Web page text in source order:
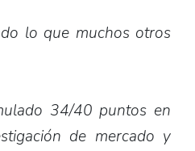
lo que muchos otros
34/40 puntos en
de mercado y